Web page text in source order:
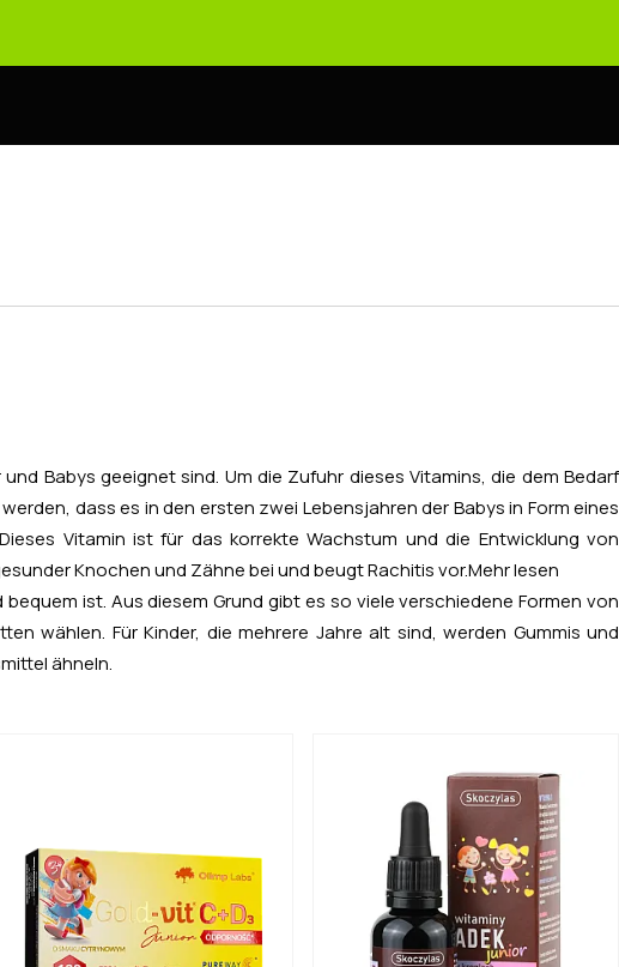
Babys geeignet sind. Um die Zufuhr dieses Vitamins, die dem Bedarf
dass es in den ersten zwei Lebensjahren der Babys in Form eines
Vitamin ist für das korrekte Wachstum und die Entwicklung von
Knochen und Zähne bei und beugt Rachitis vor.Mehr lesen
ist. Aus diesem Grund gibt es so viele verschiedene Formen von
wählen. Für Kinder, die mehrere Jahre alt sind, werden Gummis und
ähneln.